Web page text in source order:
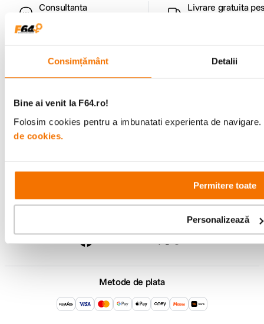
Consimțământ Detalii
Bine ai venit la F64.ro!
Folosim cookies pentru a imbunatati experienta de
de cookies.
Permitere toate
Personalizează
Consultanta
Livrare gratuita
Comenzi si livrare
Suport
Service si garantii
F64 Studio
Metode de plata